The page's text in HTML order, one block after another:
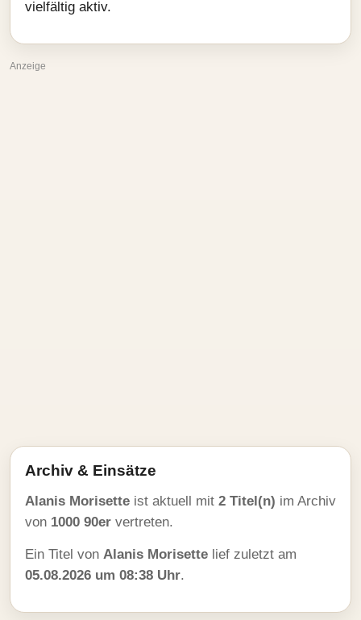
vielfältig aktiv.
Anzeige
Archiv & Einsätze
Alanis Morisette ist aktuell mit 2 Titel(n) im Archiv
von 1000 90er vertreten.
Ein Titel von Alanis Morisette lief zuletzt am
05.08.2026 um 08:38 Uhr.